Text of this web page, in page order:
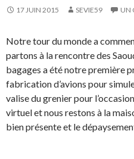
17 JUIN 2015 SEVIE59 UN
Notre tour du monde a
partons à la rencontre des
bagages a été notre première
fabrication d’avions pour
valise du grenier pour
virtuel et nous restons à la
bien présente et le